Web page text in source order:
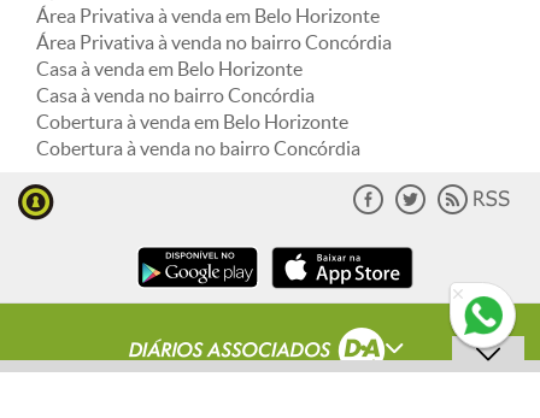
Área Privativa à venda em Belo Horizonte
Área Privativa à venda no bairro Concórdia
Casa à venda em Belo Horizonte
Casa à venda no bairro Concórdia
Cobertura à venda em Belo Horizonte
Cobertura à venda no bairro Concórdia